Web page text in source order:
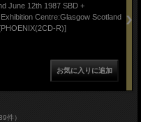
June 12th 1987 SBD +
Centre:Glasgow Scotland
R)]
件）